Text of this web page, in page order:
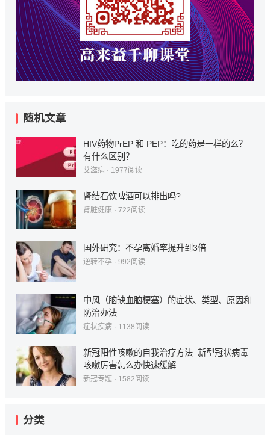
随机文章
HIV药物PrEP 和 PEP：吃的药是一样的么？
有什么区别？
艾滋病· 1977阅读
肾结石饮啤酒可以排出吗?
肾脏健康· 722阅读
国外研究：不孕离婚率提升到3倍
逆转不孕· 992阅读
中风（脑缺血脑梗塞）的症状、类型、原因和
防治办法
症状疾病· 1138阅读
新冠阳性咳嗽的自我治疗方法_新型冠状病毒
咳嗽厉害怎么办快速缓解
新冠专题· 1582阅读
分类